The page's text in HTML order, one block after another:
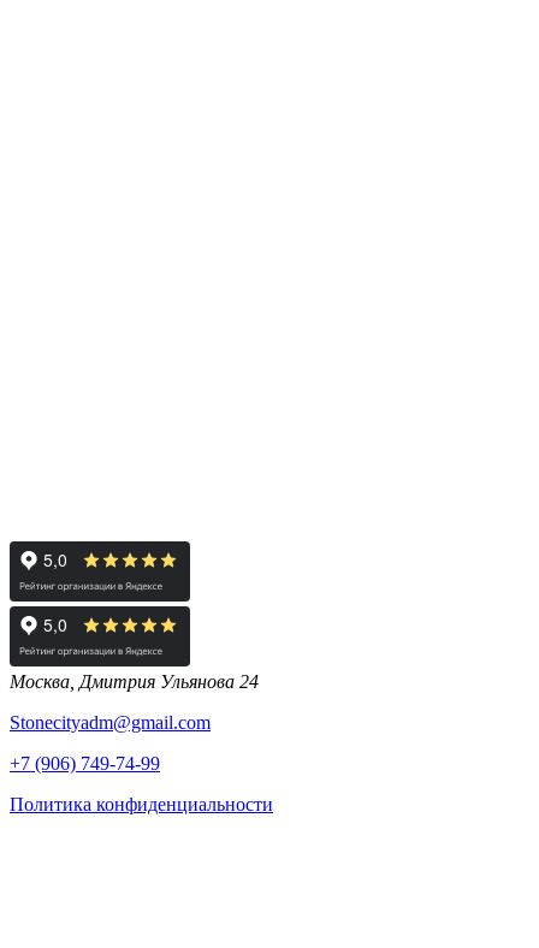
Москва, Дмитрия Ульянова 24
Stonecityadm@gmail.com
+7 (906) 749-74-99
Политика конфиденциальности